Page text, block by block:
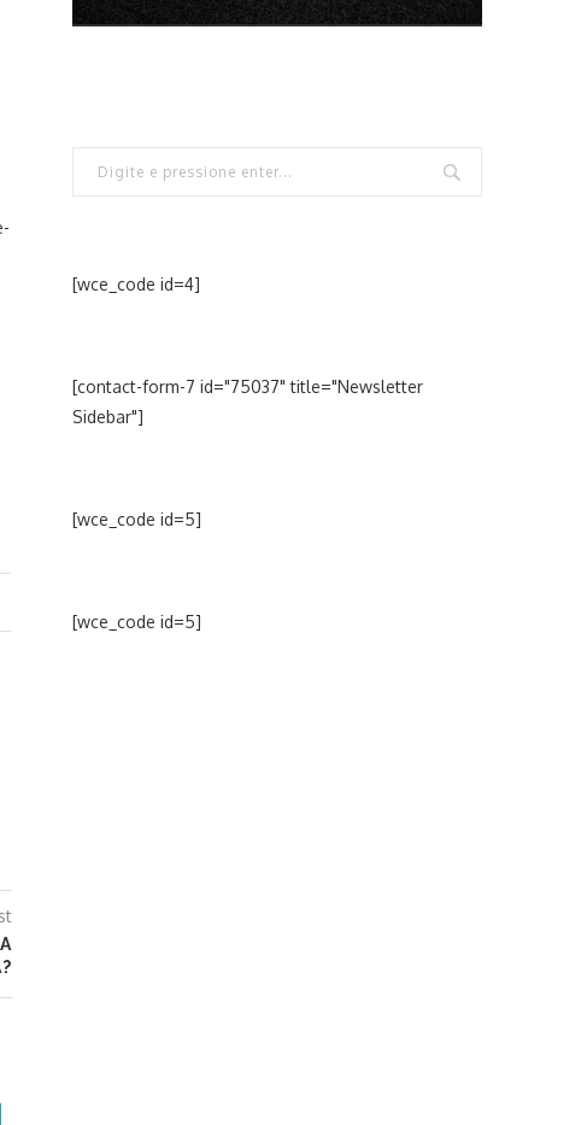
[wce_code id=4]
[contact-form-7 id="75037" title="Newsletter
Sidebar"]
[wce_code id=5]
[wce_code id=5]